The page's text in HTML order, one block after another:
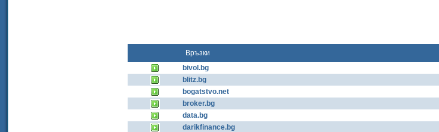
Връзки
bivol.bg
blitz.bg
bogatstvo.net
broker.bg
data.bg
darikfinance.bg